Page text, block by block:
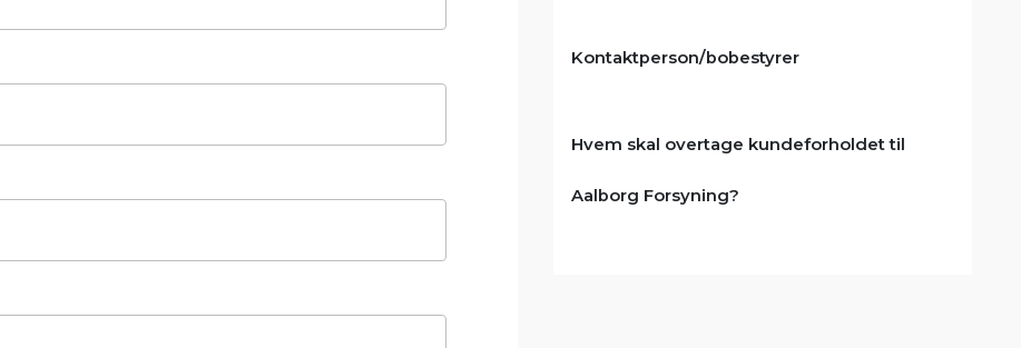
Kontaktperson/bobestyrer
Hvem skal overtage kundeforholdet til
Aalborg Forsyning?